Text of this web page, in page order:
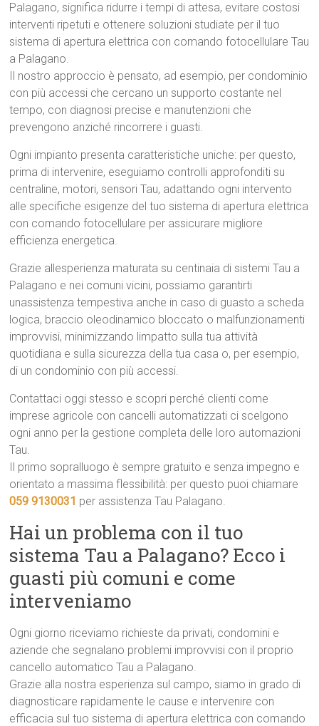
Palagano, significa ridurre i tempi di attesa, evitare costosi
interventi ripetuti e ottenere soluzioni studiate per il tuo
sistema di apertura elettrica con comando fotocellulare Tau
a Palagano.
Il nostro approccio è pensato, ad esempio, per condominio
con più accessi che cercano un supporto costante nel
tempo, con diagnosi precise e manutenzioni che
prevengono anziché rincorrere i guasti.
Ogni impianto presenta caratteristiche uniche: per questo,
prima di intervenire, eseguiamo controlli approfonditi su
centraline, motori, sensori Tau, adattando ogni intervento
alle specifiche esigenze del tuo sistema di apertura elettrica
con comando fotocellulare per assicurare migliore
efficienza energetica.
Grazie allesperienza maturata su centinaia di sistemi Tau a
Palagano e nei comuni vicini, possiamo garantirti
unassistenza tempestiva anche in caso di guasto a scheda
logica, braccio oleodinamico bloccato o malfunzionamenti
improvvisi, minimizzando limpatto sulla tua attività
quotidiana e sulla sicurezza della tua casa o, per esempio,
di un condominio con più accessi.
Contattaci oggi stesso e scopri perché clienti come
imprese agricole con cancelli automatizzati ci scelgono
ogni anno per la gestione completa delle loro automazioni
Tau.
Il primo sopralluogo è sempre gratuito e senza impegno e
orientato a massima flessibilità: per questo puoi chiamare
059 9130031 per assistenza Tau Palagano.
Hai un problema con il tuo
sistema Tau a Palagano? Ecco i
guasti più comuni e come
interveniamo
Ogni giorno riceviamo richieste da privati, condomini e
aziende che segnalano problemi improvvisi con il proprio
cancello automatico Tau a Palagano.
Grazie alla nostra esperienza sul campo, siamo in grado di
diagnosticare rapidamente le cause e intervenire con
efficacia sul tuo sistema di apertura elettrica con comando